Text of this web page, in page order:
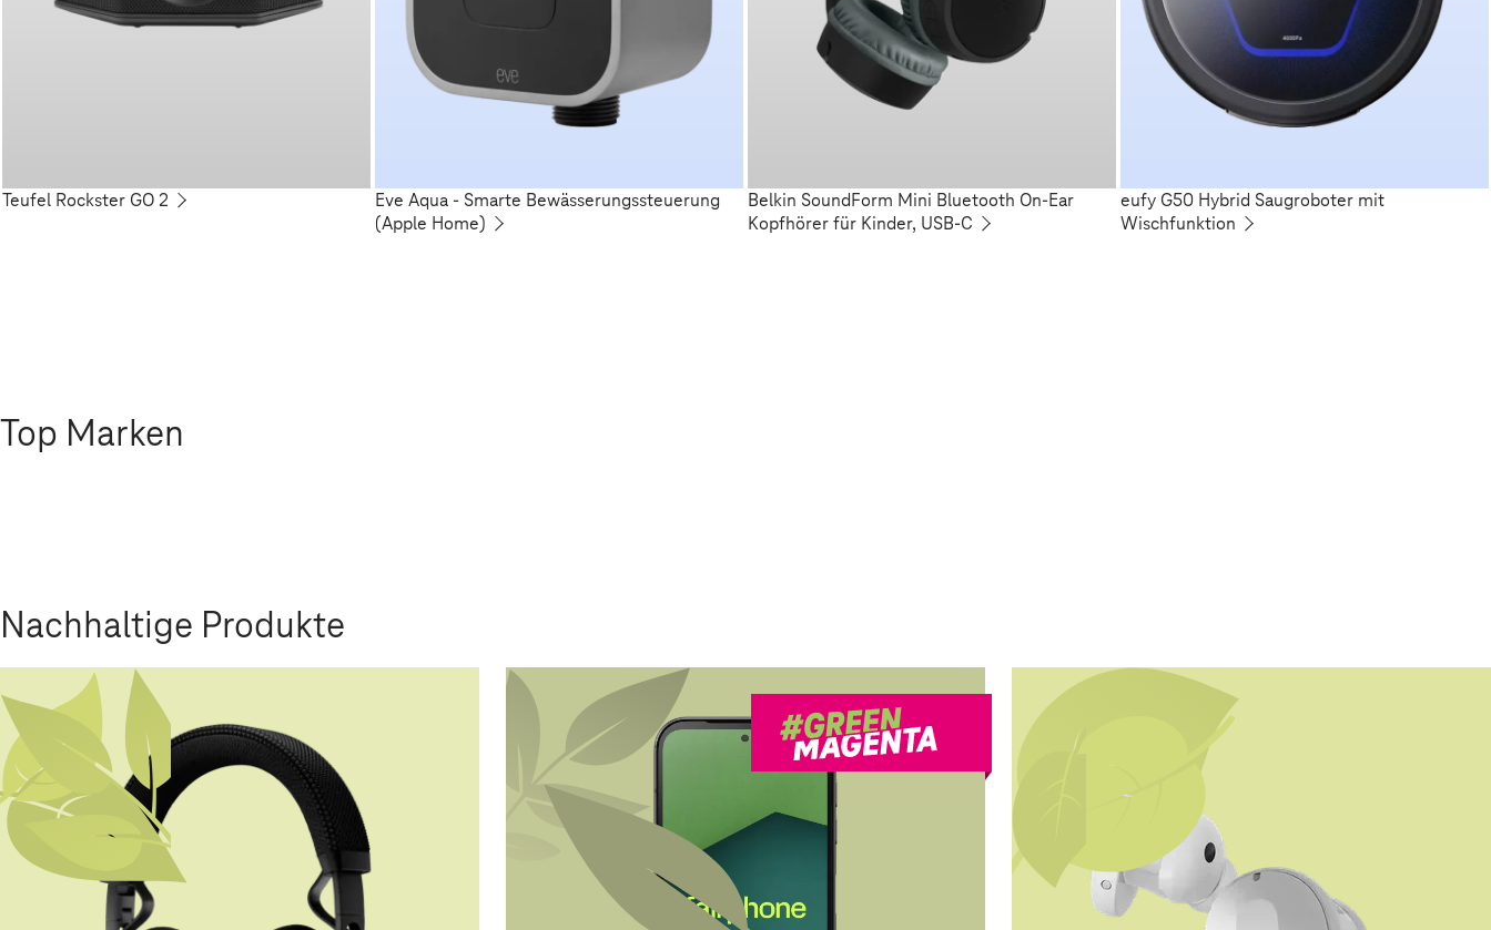
Teufel Rockster GO 2
Eve Aqua - Smarte Bewässerungssteuerung
(Apple Home)
Belkin SoundForm Mini Bluetooth On-Ear
Kopfhörer für Kinder, USB-C
eufy G50 Hybrid Saugroboter mit
Wischfunktion
Top Marken
Nachhaltige Produkte